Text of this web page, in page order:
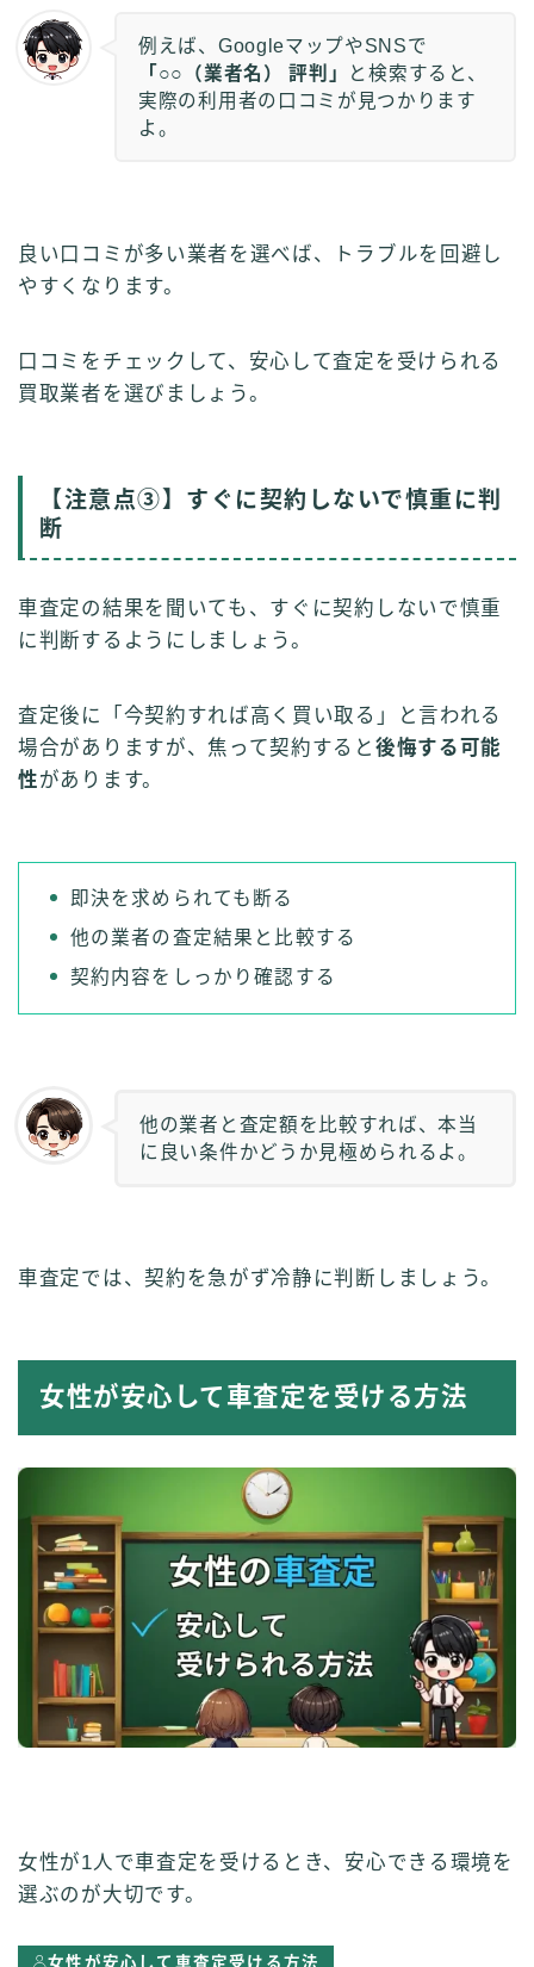
例えば、GoogleマップやSNSで
「○○（業者名） 評判」
と検索すると、
実際の利用者の口コミが見つかります
よ。
良い口コミが多い業者を選べば、トラブルを回避し
やすくなります。
口コミをチェックして、安心して査定を受けられる
買取業者を選びましょう。
【注意点③】すぐに契約しないで慎重に判
断
車査定の結果を聞いても、すぐに契約しないで慎重
に判断するようにしましょう。
査定後に「今契約すれば高く買い取る」と言われる
場合がありますが、焦って契約すると 後悔する可能
性があります。
即決を求められても断る
他の業者の査定結果と比較する
契約内容をしっかり確認する
他の業者と査定額を比較すれば、本当
に良い条件かどうか見極められるよ。
車査定では、契約を急がず冷静に判断しましょう。
女性が安心して車査定を受ける方法
女性が1人で車査定を受けるとき、安心できる環境を
選ぶのが大切です。
女性が安心して車査定受ける方法